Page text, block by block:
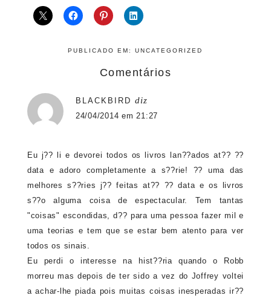
PUBLICADO EM:UNCATEGORIZED
Comentários
BLACKBIRD diz
24/04/2014 em 21:27
Eu j?? li e devorei todos os livros lan??ados at?? ??
data e adoro completamente a s??rie! ?? uma das
melhores s??ries j?? feitas at?? ?? data e os livros
s??o alguma coisa de espectacular. Tem tantas
"coisas" escondidas, d?? para uma pessoa fazer mil e
uma teorias e tem que se estar bem atento para ver
todos os sinais.
Eu perdi o interesse na hist??ria quando o Robb
morreu mas depois de ter sido a vez do Joffrey voltei
a achar-lhe piada pois muitas coisas inesperadas ir??